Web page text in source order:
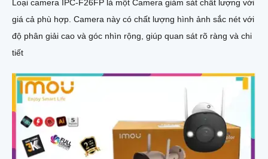
Loại camera IPC-F26FP là một Camera giám sát chất lượng với
giá cả phù hợp. Camera này có chất lượng hình ảnh sắc nét với
độ phân giải cao và góc nhìn rộng, giúp quan sát rõ ràng và chi
tiết